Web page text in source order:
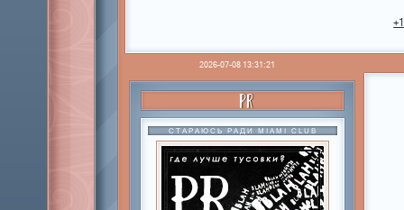
+1
2026-07-08 13:31:21
PR
СТАРАЮСЬ РАДИ MIAMI CLUB